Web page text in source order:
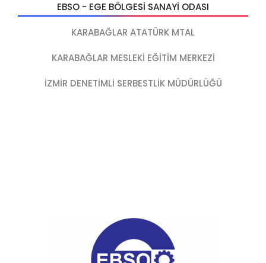
EBSO - EGE BÖLGESI SANAYI ODASI
KARABAĞLAR ATATÜRK MTAL
KARABAĞLAR MESLEKİ EĞİTİM MERKEZİ
İZMİR DENETİMLİ SERBESTLİK MÜDÜRLÜĞÜ